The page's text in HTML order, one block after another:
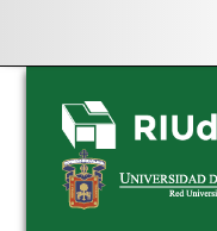
Skip
navigation